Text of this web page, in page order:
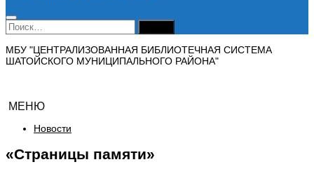
Найти:
МБУ "ЦЕНТРАЛИЗОВАННАЯ БИБЛИОТЕЧНАЯ СИСТЕМА
ШАТОЙСКОГО МУНИЦИПАЛЬНОГО РАЙОНА"
МЕНЮ
Новости
«Страницы памяти»